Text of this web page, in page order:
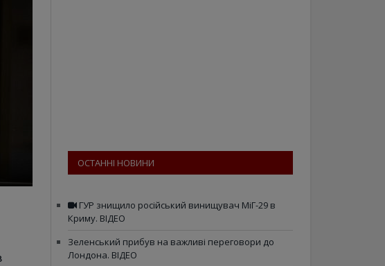
ОСТАННІ НОВИНИ
ГУР знищило російський винищувач МіГ-29 в
Криму. ВІДЕО
Зеленський прибув на важливі переговори до
Лондона. ВІДЕО